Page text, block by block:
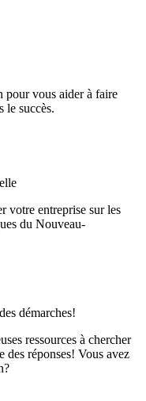
pour vous aider à faire
le succès.
votre entreprise sur les
du Nouveau-
démarches!
ressources à chercher
des réponses! Vous avez